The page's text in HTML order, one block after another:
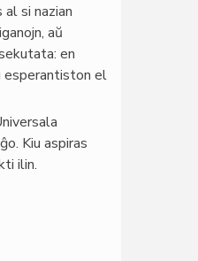
si nazian
aŭ
en
esperantiston el
Kiu aspiras
ilin.